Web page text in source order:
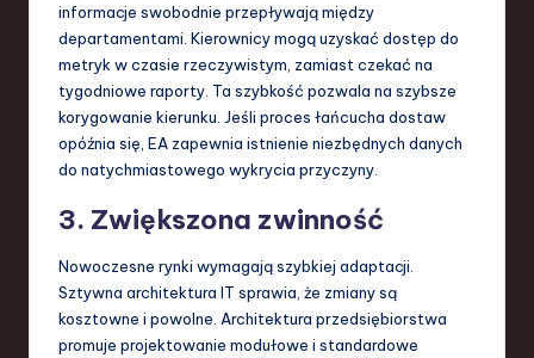
informacje swobodnie przepływają między
departamentami. Kierownicy mogą uzyskać dostęp do
metryk w czasie rzeczywistym, zamiast czekać na
tygodniowe raporty. Ta szybkość pozwala na szybsze
korygowanie kierunku. Jeśli proces łańcucha dostaw
opóźnia się, EA zapewnia istnienie niezbędnych danych
do natychmiastowego wykrycia przyczyny.
3. Zwiększona zwinność
Nowoczesne rynki wymagają szybkiej adaptacji.
Sztywna architektura IT sprawia, że zmiany są
kosztowne i powolne. Architektura przedsiębiorstwa
promuje projektowanie modułowe i standardowe